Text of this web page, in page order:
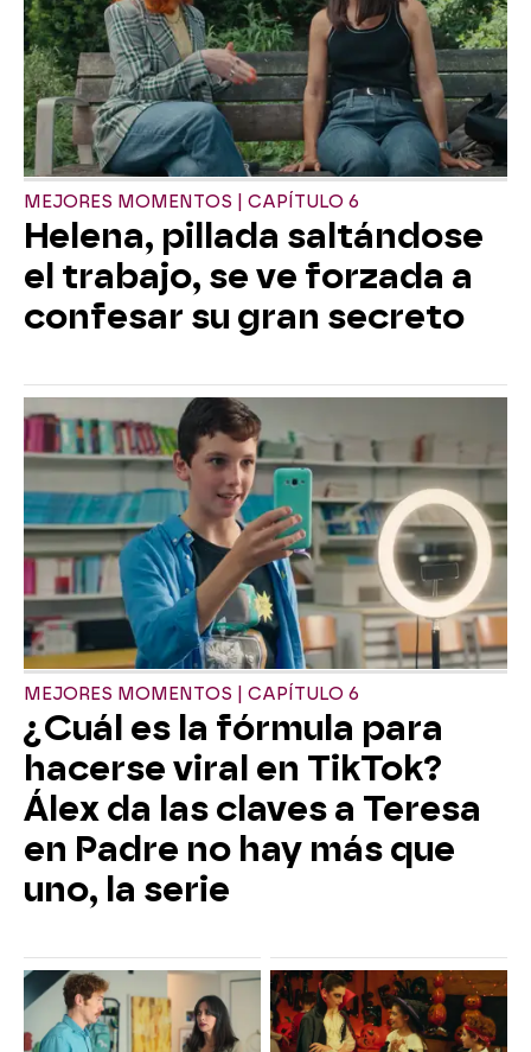
MEJORES MOMENTOS | CAPÍTULO 6
Helena, pillada saltándose
el trabajo, se ve forzada a
confesar su gran secreto
MEJORES MOMENTOS | CAPÍTULO 6
¿Cuál es la fórmula para
hacerse viral en TikTok?
Álex da las claves a Teresa
en Padre no hay más que
uno, la serie